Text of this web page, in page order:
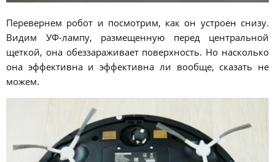
Перевернем робот и посмотрим, как он устроен снизу.
Видим УФ-лампу, размещенную перед центральной
щеткой, она обеззараживает поверхность. Но насколько
она эффективна и эффективна ли вообще, сказать не
можем.